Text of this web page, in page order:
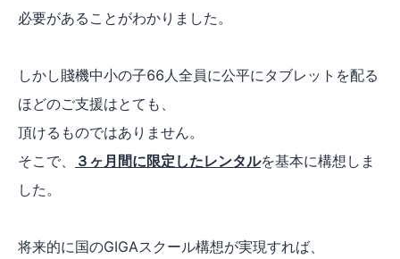
必要があることがわかりました。
しかし賤機中小の子66人全員に公平にタブレットを配る
ほどのご支援はとても、
頂けるものではありません。
そこで、
３ヶ月間に限定したレンタルを基本に構想しま
した。
将来的に国のGIGAスクール構想が実現すれば、